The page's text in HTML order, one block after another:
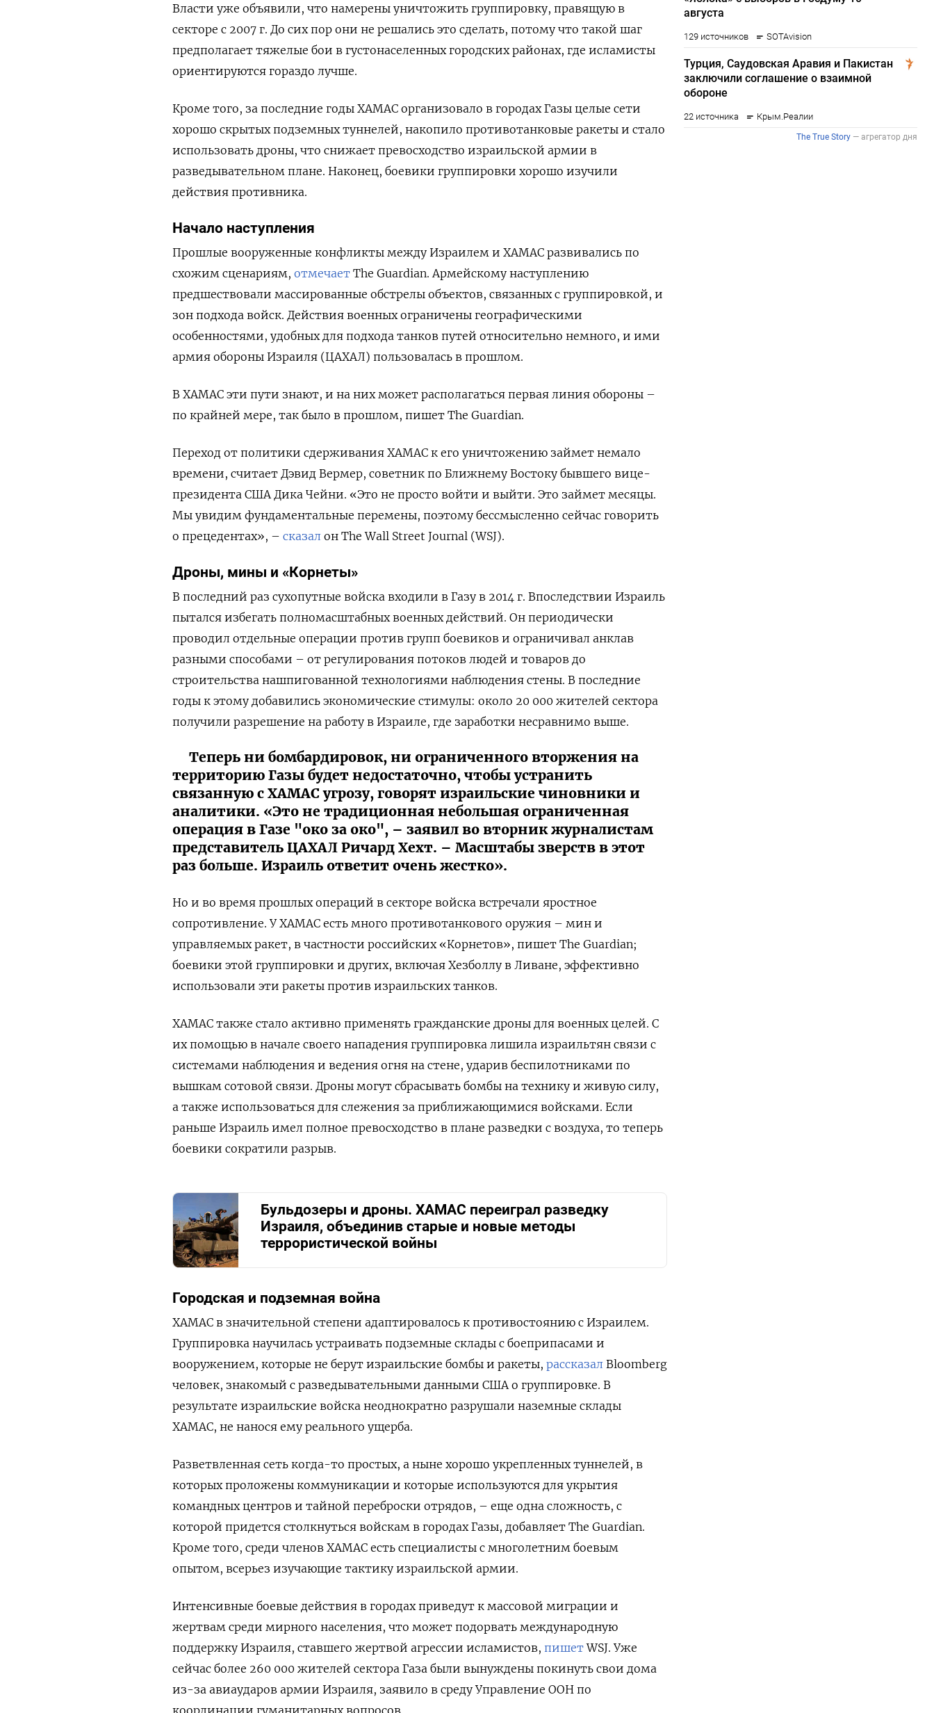
Власти уже объявили, что намерены уничтожить группировку, правящую в
секторе с 2007 г. До сих пор они не решались это сделать, потому что такой шаг
предполагает тяжелые бои в густонаселенных городских районах, где исламисты
ориентируются гораздо лучше.
Кроме того, за последние годы ХАМАС организовало в городах Газы целые сети
хорошо скрытых подземных туннелей, накопило противотанковые ракеты и стало
использовать дроны, что снижает превосходство израильской армии в
разведывательном плане. Наконец, боевики группировки хорошо изучили
действия противника.
Начало наступления
Прошлые вооруженные конфликты между Израилем и ХАМАС развивались по
схожим сценариям, отмечает The Guardian. Армейскому наступлению
предшествовали массированные обстрелы объектов, связанных с группировкой, и
зон подхода войск. Действия военных ограничены географическими
особенностями, удобных для подхода танков путей относительно немного, и ими
армия обороны Израиля (ЦАХАЛ) пользовалась в прошлом.
В ХАМАС эти пути знают, и на них может располагаться первая линия обороны –
по крайней мере, так было в прошлом, пишет The Guardian.
Переход от политики сдерживания ХАМАС к его уничтожению займет немало
времени, считает Дэвид Вермер, советник по Ближнему Востоку бывшего вице-
президента США Дика Чейни. «Это не просто войти и выйти. Это займет месяцы.
Мы увидим фундаментальные перемены, поэтому бессмысленно сейчас говорить
о прецедентах», – сказал он The Wall Street Journal (WSJ).
Дроны, мины и «Корнеты»
В последний раз сухопутные войска входили в Газу в 2014 г. Впоследствии Израиль
пытался избегать полномасштабных военных действий. Он периодически
проводил отдельные операции против групп боевиков и ограничивал анклав
разными способами – от регулирования потоков людей и товаров до
строительства нашпигованной технологиями наблюдения стены. В последние
годы к этому добавились экономические стимулы: около 20 000 жителей сектора
получили разрешение на работу в Израиле, где заработки несравнимо выше.
Теперь ни бомбардировок, ни ограниченного вторжения на
территорию Газы будет недостаточно, чтобы устранить
связанную с ХАМАС угрозу, говорят израильские чиновники и
аналитики. «Это не традиционная небольшая ограниченная
операция в Газе "око за око", – заявил во вторник журналистам
представитель ЦАХАЛ Ричард Хехт. – Масштабы зверств в этот
раз больше. Израиль ответит очень жестко».
Но и во время прошлых операций в секторе войска встречали яростное
сопротивление. У ХАМАС есть много противотанкового оружия – мин и
управляемых ракет, в частности российских «Корнетов», пишет The Guardian;
боевики этой группировки и других, включая Хезболлу в Ливане, эффективно
использовали эти ракеты против израильских танков.
ХАМАС также стало активно применять гражданские дроны для военных целей. С
их помощью в начале своего нападения группировка лишила израильтян связи с
системами наблюдения и ведения огня на стене, ударив беспилотниками по
вышкам сотовой связи. Дроны могут сбрасывать бомбы на технику и живую силу,
а также использоваться для слежения за приближающимися войсками. Если
раньше Израиль имел полное превосходство в плане разведки с воздуха, то теперь
боевики сократили разрыв.
Бульдозеры и дроны. ХАМАС переиграл разведку
Израиля, объединив старые и новые методы
террористической войны
Городская и подземная война
ХАМАС в значительной степени адаптировалось к противостоянию с Израилем.
Группировка научилась устраивать подземные склады с боеприпасами и
вооружением, которые не берут израильские бомбы и ракеты, рассказал Bloomberg
человек, знакомый с разведывательными данными США о группировке. В
результате израильские войска неоднократно разрушали наземные склады
ХАМАС, не нанося ему реального ущерба.
Разветвленная сеть когда-то простых, а ныне хорошо укрепленных туннелей, в
которых проложены коммуникации и которые используются для укрытия
командных центров и тайной переброски отрядов, – еще одна сложность, с
которой придется столкнуться войскам в городах Газы, добавляет The Guardian.
Кроме того, среди членов ХАМАС есть специалисты с многолетним боевым
опытом, всерьез изучающие тактику израильской армии.
Интенсивные боевые действия в городах приведут к массовой миграции и
жертвам среди мирного населения, что может подорвать международную
поддержку Израиля, ставшего жертвой агрессии исламистов, пишетWSJ. Уже
сейчас более 260 000 жителей сектора Газа были вынуждены покинуть свои дома
из-за авиаударов армии Израиля, заявило в среду Управление ООН по
координации гуманитарных вопросов.